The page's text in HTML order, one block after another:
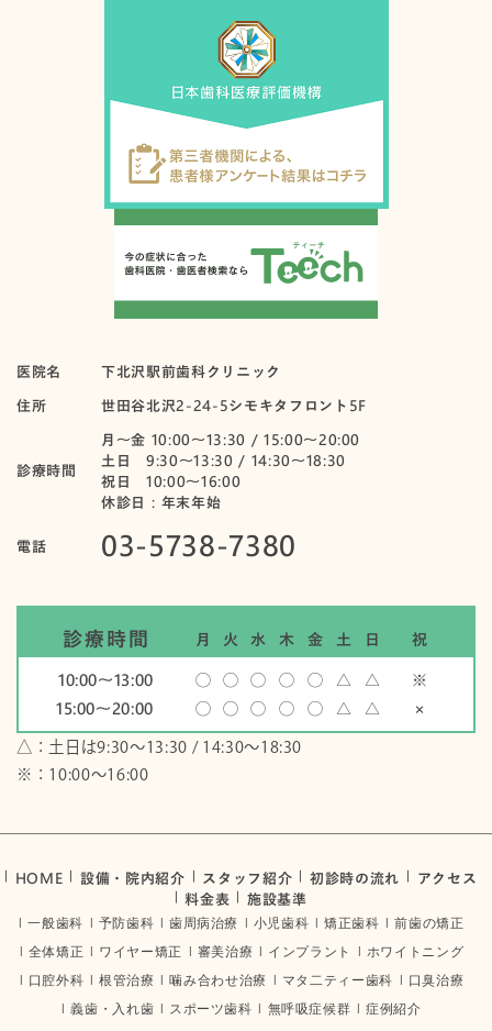
医院名
下北沢駅前歯科クリニック
住所
世田谷北沢2-24-5シモキタフロント5F
診療時間
月〜金 10:00～13:30 / 15:00～20:00
土日 9:30～13:30 / 14:30～18:30
祝日 10:00〜16:00
休診日：年末年始
電話 03-5738-7380
診療時間 月 火 水 木 金 土 日
祝
10:00〜13:00
◯ ◯ ◯ ◯ ◯ △ △
※
15:00〜20:00
◯ ◯ ◯ ◯ ◯ △ △ ×
△：土日は9:30～13:30 / 14:30～18:30
※：10:00〜16:00
HOME 設備・院内紹介 スタッフ紹介 初診時の流れ
アクセス
料金表
施設基準
一般歯科 予防歯科 歯周病治療 小児歯科 矯正歯科
前歯の矯正
全体矯正
ワイヤー矯正 審美治療 インプラント
ホワイトニング
口腔外科
根管治療 噛み合わせ治療 マタ二ティー歯科
口臭治療
義歯・入れ歯
スポーツ歯科 無呼吸症候群 症例紹介